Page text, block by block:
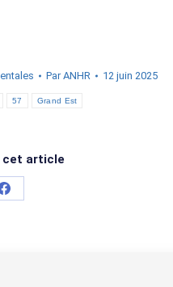
ParANHR 12 juin 2025
57 Grand Est
cet article
Partager